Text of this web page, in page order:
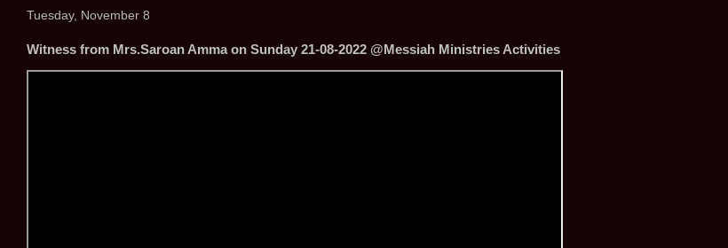
Tuesday, November 8
Witness from Mrs.Saroan Amma on Sunday 21-08-2022 ‎@Messiah Ministries Activities